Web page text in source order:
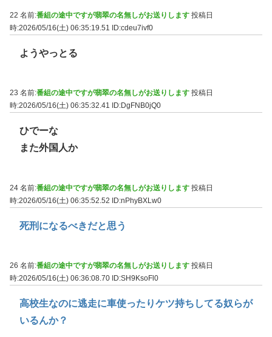
22 名前:番組の途中ですが翡翠の名無しがお送りします 投稿日
時:2026/05/16(土) 06:35:19.51 ID:cdeu7ivf0
ようやっとる
23 名前:番組の途中ですが翡翠の名無しがお送りします 投稿日
時:2026/05/16(土) 06:35:32.41
ID:DgFNB0jQ0
ひでーな
また外国人か
24 名前:番組の途中ですが翡翠の名無しがお送りします 投稿日
時:2026/05/16(土) 06:35:52.52 ID:nPhyBXLw0
死刑になるべきだと思う
26 名前:番組の途中ですが翡翠の名無しがお送りします 投稿日
時:2026/05/16(土) 06:36:08.70 ID:SH9KsoFl0
高校生なのに逃走に車使ったりケツ持ちしてる奴らが
いるんか？